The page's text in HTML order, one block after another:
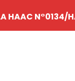
HAAC